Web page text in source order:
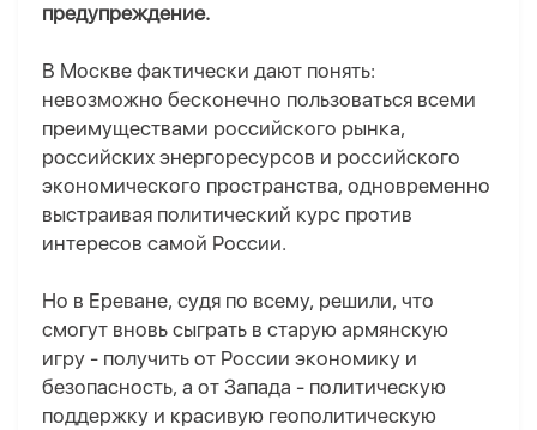
предупреждение.
В Москве фактически дают понять:
невозможно бесконечно пользоваться всеми
преимуществами российского рынка,
российских энергоресурсов и российского
экономического пространства, одновременно
выстраивая политический курс против
интересов самой России.
Но в Ереване, судя по всему, решили, что
смогут вновь сыграть в старую армянскую
игру - получить от России экономику и
безопасность, а от Запада - политическую
поддержку и красивую геополитическую